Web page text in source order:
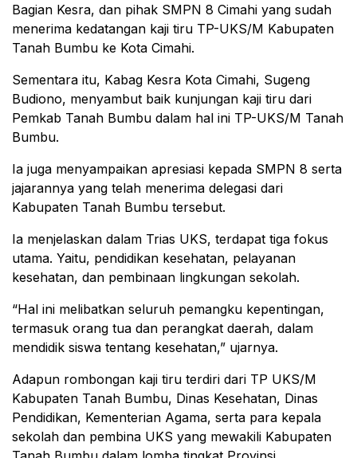
Bagian Kesra, dan pihak SMPN 8 Cimahi yang sudah
menerima kedatangan kaji tiru TP-UKS/M Kabupaten
Tanah Bumbu ke Kota Cimahi.
Sementara itu, Kabag Kesra Kota Cimahi, Sugeng
Budiono, menyambut baik kunjungan kaji tiru dari
Pemkab Tanah Bumbu dalam hal ini TP-UKS/M Tanah
Bumbu.
Ia juga menyampaikan apresiasi kepada SMPN 8 serta
jajarannya yang telah menerima delegasi dari
Kabupaten Tanah Bumbu tersebut.
Ia menjelaskan dalam Trias UKS, terdapat tiga fokus
utama. Yaitu, pendidikan kesehatan, pelayanan
kesehatan, dan pembinaan lingkungan sekolah.
“Hal ini melibatkan seluruh pemangku kepentingan,
termasuk orang tua dan perangkat daerah, dalam
mendidik siswa tentang kesehatan,” ujarnya.
Adapun rombongan kaji tiru terdiri dari TP UKS/M
Kabupaten Tanah Bumbu, Dinas Kesehatan, Dinas
Pendidikan, Kementerian Agama, serta para kepala
sekolah dan pembina UKS yang mewakili Kabupaten